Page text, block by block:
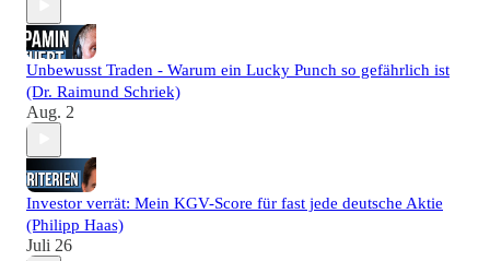
Unbewusst Traden - Warum ein Lucky Punch so gefährlich ist
(Dr. Raimund Schriek)
Aug. 2
Investor verrät: Mein KGV-Score für fast jede deutsche Aktie
(Philipp Haas)
Juli 26